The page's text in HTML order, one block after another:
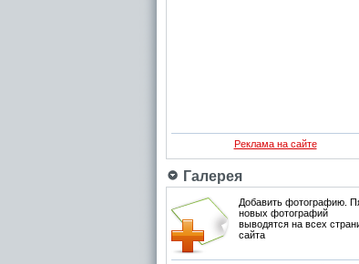
Реклама на сайте
Галерея
Добавить фотографию.
новых фотографий
выводятся на всех
сайта